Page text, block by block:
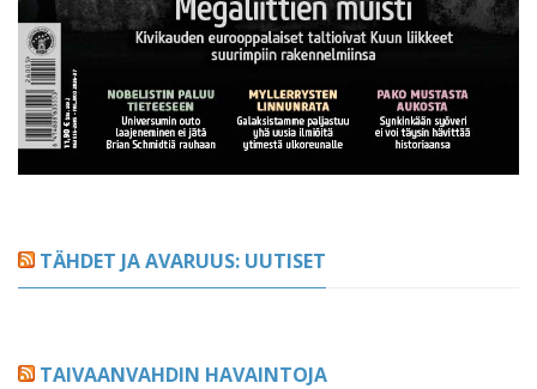
TÄHDET JA AVARUUS: UUTISET
TAIVAANVAHDIN HAVAINTOJA